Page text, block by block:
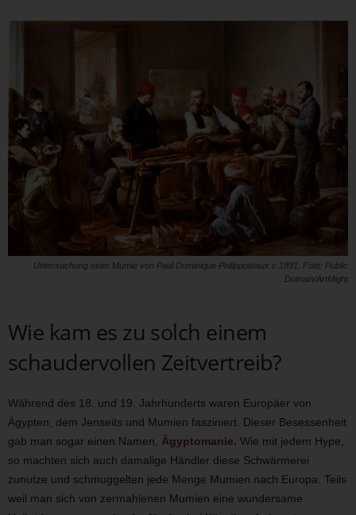
Untersuchung einer Mumie von Paul Dominique Philippoteaux c 1891, Foto: Public
Domain/ArtMight
Wie kam es zu solch einem
schaudervollen Zeitvertreib?
Während des 18. und 19. Jahrhunderts waren Europäer von
Ägypten, dem Jenseits und Mumien fasziniert. Dieser Besessenheit
gab man sogar einen Namen, Ägyptomanie. Wie mit jedem Hype,
so machten sich auch damalige Händler diese Schwärmerei
zunutze und schmuggelten jede Menge Mumien nach Europa. Teils
weil man sich von zermahlenen Mumien eine wundersame